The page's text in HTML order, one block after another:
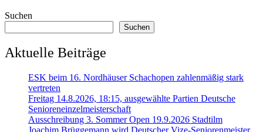
Suchen
Suchen
Aktuelle Beiträge
ESK beim 16. Nordhäuser Schachopen zahlenmäßig stark
vertreten
Freitag 14.8.2026, 18:15, ausgewählte Partien Deutsche
Senioreneinzelmeisterschaft
Ausschreibung 3. Sommer Open 19.9.2026 Stadtilm
Joachim Brüggemann wird Deutscher Vize-Seniorenmeister